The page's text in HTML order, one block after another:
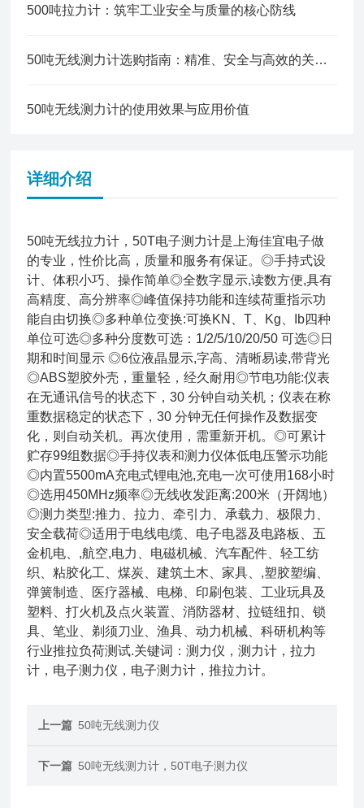
500吨拉力计：筑牢工业安全与质量的核心防线
50吨无线测力计选购指南：精准、安全与高效的关键考虑
50吨无线测力计的使用效果与应用价值
详细介绍
50吨无线拉力计，50T电子测力计是上海佳宜电子做
的专业，性价比高，质量和服务有保证。◎手持式设
计、体积小巧、操作简单◎全数字显示,读数方便,具有
高精度、高分辨率◎峰值保持功能和连续荷重指示功
能自由切换◎多种单位变换:可换KN、T、Kg、Ib四种
单位可选◎多种分度数可选：1/2/5/10/20/50 可选◎日
期和时间显示 ◎6位液晶显示,字高、清晰易读,带背光
◎ABS塑胶外壳，重量轻，经久耐用◎节电功能:仪表
在无通讯信号的状态下，30 分钟自动关机；仪表在称
重数据稳定的状态下，30 分钟无任何操作及数据变
化，则自动关机。再次使用，需重新开机。◎可累计
贮存99组数据◎手持仪表和测力仪体低电压警示功能
◎内置5500mA充电式锂电池,充电一次可使用168小时
◎选用450MHz频率◎无线收发距离:200米（开阔地）
◎测力类型:推力、拉力、牵引力、承载力、极限力、
安全载荷◎适用于电线电缆、电子电器及电路板、五
金机电、,航空,电力、电磁机械、汽车配件、轻工纺
织、粘胶化工、煤炭、建筑土木、家具、,塑胶塑编、
弹簧制造、医疗器械、电梯、印刷包装、工业玩具及
塑料、打火机及点火装置、消防器材、拉链纽扣、锁
具、笔业、剃须刀业、渔具、动力机械、科研机构等
行业推拉负荷测试.关键词：测力仪，测力计，拉力
计，电子测力仪，电子测力计，推拉力计。
上一篇 50吨无线测力仪
下一篇 50吨无线测力计，50T电子测力仪